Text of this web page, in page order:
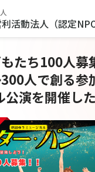
活動法人（認定
たち100人募
人で創る参
公演を開催し